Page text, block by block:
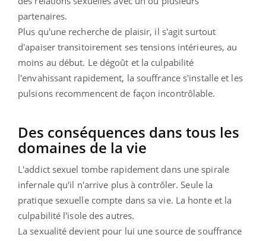
partenaires.
Plus qu'une recherche de plaisir, il s'agit surtout
d'apaiser transitoirement ses tensions intérieures, au
moins au début. Le dégoût et la culpabilité
l'envahissant rapidement, la souffrance s'installe et les
pulsions recommencent de façon incontrôlable.
Des conséquences dans tous les
domaines de la vie
L'addict sexuel tombe rapidement dans une spirale
infernale qu'il n'arrive plus à contrôler. Seule la
pratique sexuelle compte dans sa vie. La honte et la
culpabilité l'isole des autres.
La sexualité devient pour lui une source de souffrance